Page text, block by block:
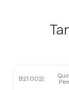
B21.002|